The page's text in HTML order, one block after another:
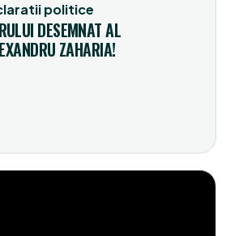
politice
DESEMNAT AL
ZAHARIA!